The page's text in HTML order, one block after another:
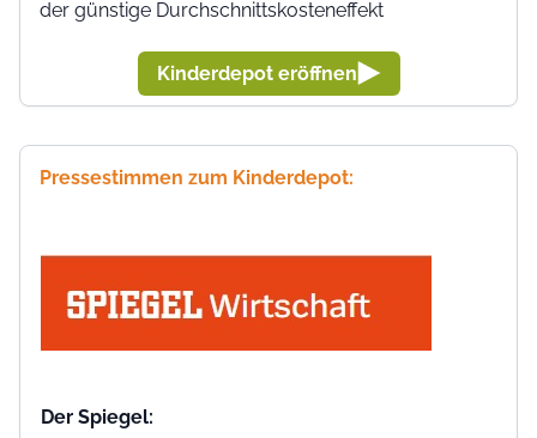
der günstige Durchschnittskosteneffekt
Kinderdepot eröffnen
Pressestimmen zum Kinderdepot:
Der Spiegel: